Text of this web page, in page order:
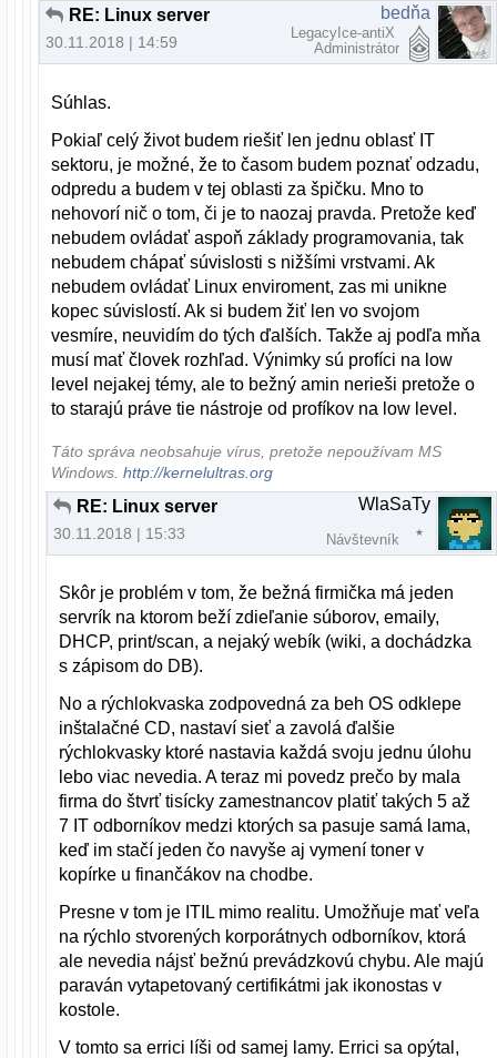
RE: Linux server
30.11.2018 | 14:59
bedňa
LegacyIce-antiX
Administrátor
Súhlas.
Pokiaľ celý život budem riešiť len jednu oblasť IT
sektoru, je možné, že to časom budem poznať odzadu,
odpredu a budem v tej oblasti za špičku. Mno to
nehovorí nič o tom, či je to naozaj pravda. Pretože keď
nebudem ovládať aspoň základy programovania, tak
nebudem chápať súvislosti s nižšími vrstvami. Ak
nebudem ovládať Linux enviroment, zas mi unikne
kopec súvislostí. Ak si budem žiť len vo svojom
vesmíre, neuvidím do tých ďalších. Takže aj podľa mňa
musí mať človek rozhľad. Výnimky sú profíci na low
level nejakej témy, ale to bežný amin nerieši pretože o
to starajú práve tie nástroje od profíkov na low level.
Táto správa neobsahuje vírus, pretože nepoužívam MS
Windows.http://kernelultras.org
RE: Linux server
30.11.2018 | 15:33
WlaSaTy
Návštevník
Skôr je problém v tom, že bežná firmička má jeden
servrík na ktorom beží zdieľanie súborov, emaily,
DHCP, print/scan, a nejaký webík (wiki, a dochádzka
s zápisom do DB).
No a rýchlokvaska zodpovedná za beh OS odklepe
inštalačné CD, nastaví sieť a zavolá ďalšie
rýchlokvasky ktoré nastavia každá svoju jednu úlohu
lebo viac nevedia. A teraz mi povedz prečo by mala
firma do štvrť tisícky zamestnancov platiť takých 5 až
7 IT odborníkov medzi ktorých sa pasuje samá lama,
keď im stačí jeden čo navyše aj vymení toner v
kopírke u finančákov na chodbe.
Presne v tom je ITIL mimo realitu. Umožňuje mať veľa
na rýchlo stvorených korporátnych odborníkov, ktorá
ale nevedia nájsť bežnú prevádzkovú chybu. Ale majú
paraván vytapetovaný certifikátmi jak ikonostas v
kostole.
V tomto sa errici líši od samej lamy. Errici sa opýtal,